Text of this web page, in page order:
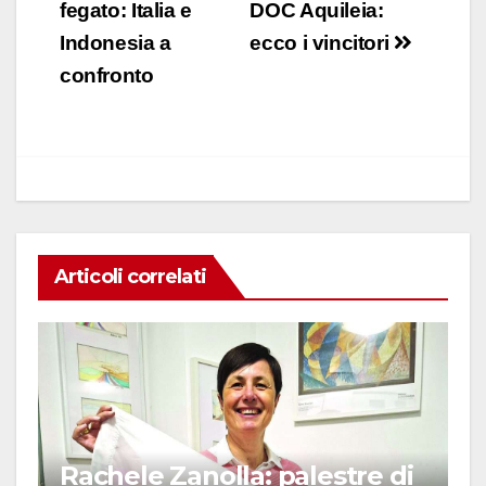
e
b
o
s
dI
di
vi
articoli
DOC Aquileia:
ecco i vincitori
fegato: Italia e
Indonesia a
confronto
Articoli correlati
Rachele Zanolla: palestre di